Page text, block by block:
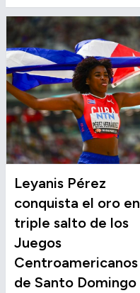
Leyanis Pérez
conquista el oro en
triple salto de los
Juegos
Centroamericanos
de Santo Domingo